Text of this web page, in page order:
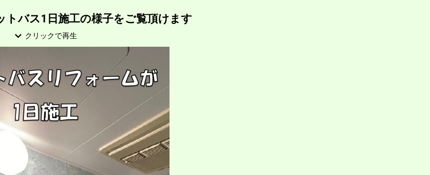
トバス1日施工の様子をご覧頂けます
クリックで再生